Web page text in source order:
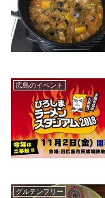
広島のイベント
グルテンフリー